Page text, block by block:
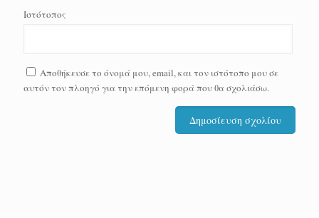
Ιστότοπος
Αποθήκευσε το όνομά μου, email, και τον ιστότοπο μου σε
αυτόν τον πλοηγό για την επόμενη φορά που θα σχολιάσω.